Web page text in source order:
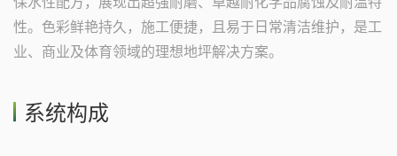
性。色彩鲜艳持久，施工便捷，且易于日常清洁维护，是工
业、商业及体育领域的理想地坪解决方案。
系统构成